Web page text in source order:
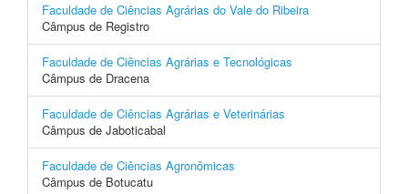
Faculdade de Ciências Agrárias do Vale do Ribeira
Câmpus de Registro
Faculdade de Ciências Agrárias e Tecnológicas
Câmpus de Dracena
Faculdade de Ciências Agrárias e Veterinárias
Câmpus de Jaboticabal
Faculdade de Ciências Agronômicas
Câmpus de Botucatu